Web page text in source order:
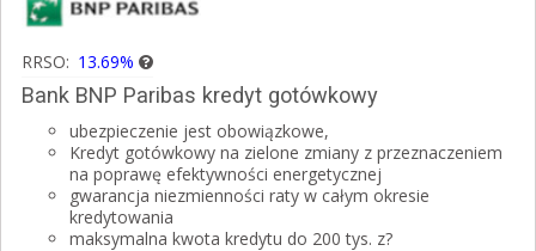
RRSO: 13.69%
Bank BNP Paribas kredyt gotówkowy
ubezpieczenie jest obowiązkowe,
Kredyt gotówkowy na zielone zmiany z przeznaczeniem
na poprawę efektywności energetycznej
gwarancja niezmienności raty w całym okresie
kredytowania
maksymalna kwota kredytu do 200 tys. z?